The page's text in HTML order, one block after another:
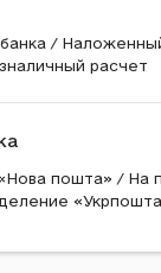
/
расчет
пошта» / На